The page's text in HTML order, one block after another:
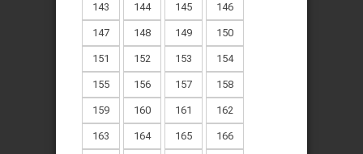
143 144 145 146
147 148 149 150
151 152 153 154
155 156 157 158
159 160 161 162
163 164 165 166